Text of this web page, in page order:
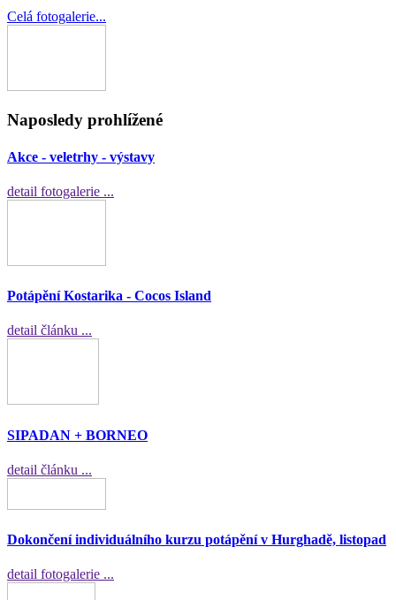
Celá fotogalerie...
Naposledy prohlížené
Akce - veletrhy - výstavy
detail fotogalerie ...
Potápění Kostarika - Cocos Island
detail článku ...
SIPADAN + BORNEO
detail článku ...
Dokončení individuálního kurzu potápění v Hurghadě, listopad
detail fotogalerie ...